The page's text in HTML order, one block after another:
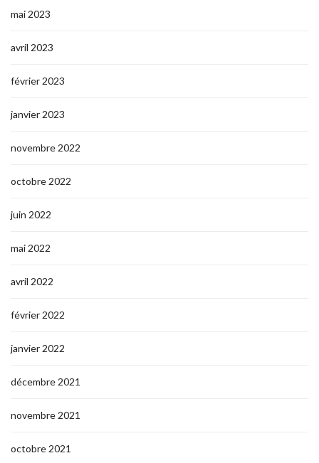
mai 2023
avril 2023
février 2023
janvier 2023
novembre 2022
octobre 2022
juin 2022
mai 2022
avril 2022
février 2022
janvier 2022
décembre 2021
novembre 2021
octobre 2021